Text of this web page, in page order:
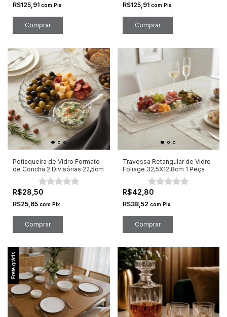
R$125,91 com Pix R$125,91 com Pix
Petisqueira de Vidro Formato
de Concha 2 Divisórias 22,5cm
R$28,50
R$25,65 com Pix
Travessa Retangular de Vidro
Foliage 32,5X12,8cm 1 Peça
R$42,80
R$38,52 com Pix
Frete grátis